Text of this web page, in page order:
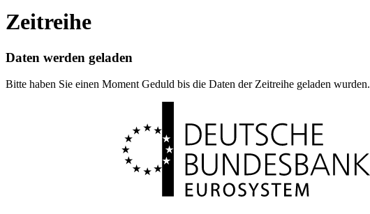
Zeitreihe
Daten werden geladen
Bitte haben Sie einen Moment Geduld bis die Daten der Zeitreihe geladen wurden.